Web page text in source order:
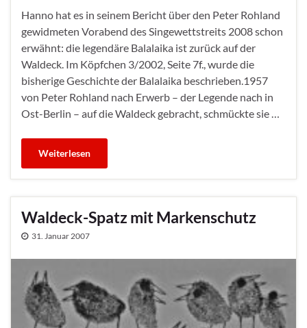
Hanno hat es in seinem Bericht über den Peter Rohland
gewidmeten Vorabend des Singewettstreits 2008 schon
erwähnt: die legendäre Balalaika ist zurück auf der
Waldeck. Im Köpfchen 3/2002, Seite 7f., wurde die
bisherige Geschichte der Balalaika beschrieben.1957
von Peter Rohland nach Erwerb – der Legende nach in
Ost-Berlin – auf die Waldeck gebracht, schmückte sie …
Weiterlesen
Waldeck-Spatz mit Markenschutz
31. Januar 2007